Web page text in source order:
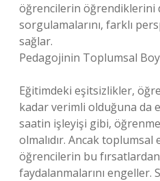
öğrencilerin öğrendiklerini
sorgulamalarını, farklı
sağlar.
Pedagojinin Toplumsal
Eğitimdeki eşitsizlikler,
kadar verimli olduğuna da
saatin işleyişi gibi,
olmalıdır. Ancak
öğrencilerin bu
faydalanmalarını engeller.